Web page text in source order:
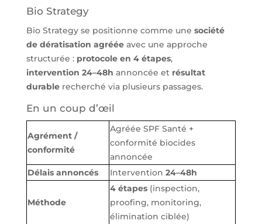
Bio Strategy
Bio Strategy se positionne comme une société
de dératisation agrééeavec une approche
structurée : protocole en 4 étapes,
intervention 24–48h annoncée et résultat
durablerecherché via plusieurs passages.
En un coup d’œil
Agrément /
conformité
Agréée SPF Santé +
conformité biocides
annoncée
Délais annoncés
Intervention 24–48h
Méthode
4 étapes(inspection,
proofing, monitoring,
élimination ciblée)